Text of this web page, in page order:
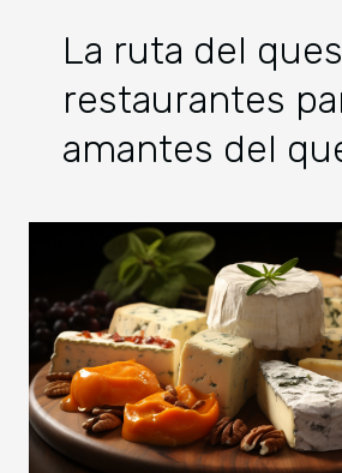
La ruta del
restaurantes
amantes del